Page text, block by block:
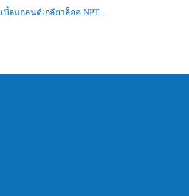
R&R เคเบิ้ลแกลนด์เกลียวล็อค NPT 3/4"